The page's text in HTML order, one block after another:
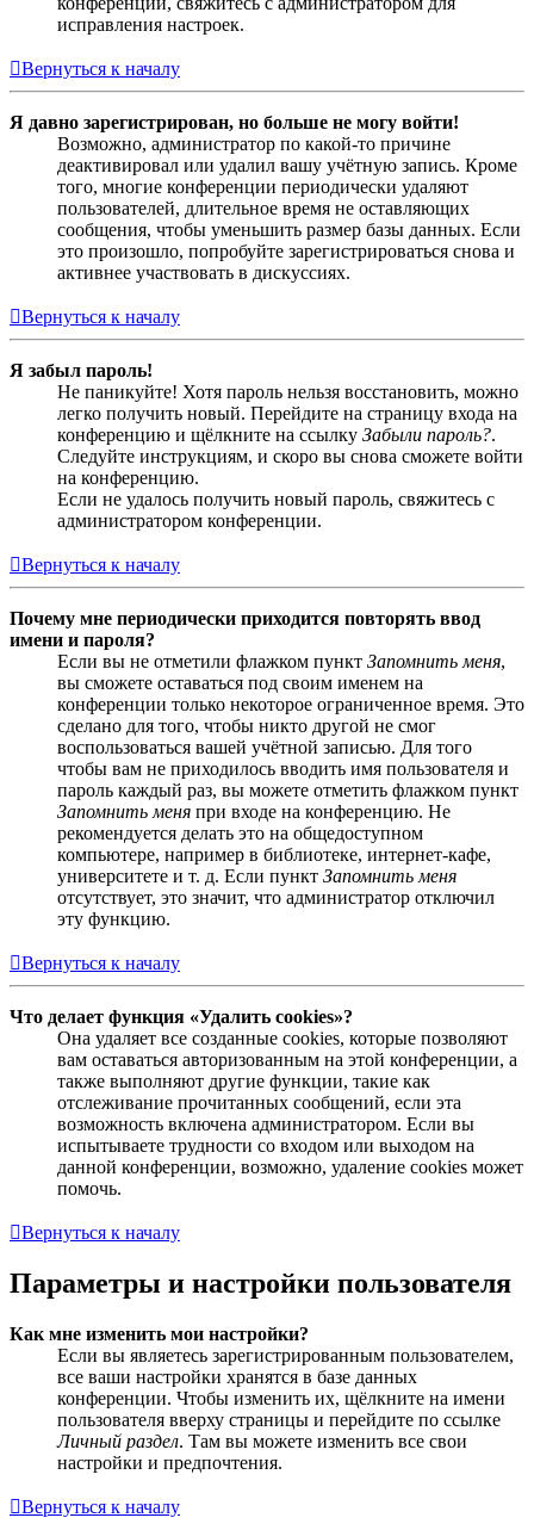
исправления настроек.
Вернуться к началу
Я давно зарегистрирован, но больше не могу войти!
Возможно, администратор по какой-то причине
деактивировал или удалил вашу учётную запись. Кроме
того, многие конференции периодически удаляют
пользователей, длительное время не оставляющих
сообщения, чтобы уменьшить размер базы данных. Если
это произошло, попробуйте зарегистрироваться снова и
активнее участвовать в дискуссиях.
Вернуться к началу
Я забыл пароль!
Не паникуйте! Хотя пароль нельзя восстановить, можно
легко получить новый. Перейдите на страницу входа на
конференцию и щёлкните на ссылку Забыли пароль?.
Следуйте инструкциям, и скоро вы снова сможете войти
на конференцию.
Если не удалось получить новый пароль, свяжитесь с
администратором конференции.
Вернуться к началу
Почему мне периодически приходится повторять ввод
имени и пароля?
Если вы не отметили флажком пункт Запомнить меня,
вы сможете оставаться под своим именем на
конференции только некоторое ограниченное время. Это
сделано для того, чтобы никто другой не смог
воспользоваться вашей учётной записью. Для того
чтобы вам не приходилось вводить имя пользователя и
пароль каждый раз, вы можете отметить флажком пункт
Запомнить меня при входе на конференцию. Не
рекомендуется делать это на общедоступном
компьютере, например в библиотеке, интернет-кафе,
университете и т. д. Если пункт Запомнить меня
отсутствует, это значит, что администратор отключил
эту функцию.
Вернуться к началу
Что делает функция «Удалить cookies»?
Она удаляет все созданные cookies, которые позволяют
вам оставаться авторизованным на этой конференции, а
также выполняют другие функции, такие как
отслеживание прочитанных сообщений, если эта
возможность включена администратором. Если вы
испытываете трудности со входом или выходом на
данной конференции, возможно, удаление cookies может
помочь.
Вернуться к началу
Параметры и настройки пользователя
Как мне изменить мои настройки?
Если вы являетесь зарегистрированным пользователем,
все ваши настройки хранятся в базе данных
конференции. Чтобы изменить их, щёлкните на имени
пользователя вверху страницы и перейдите по ссылке
Личный раздел. Там вы можете изменить все свои
настройки и предпочтения.
Вернуться к началу